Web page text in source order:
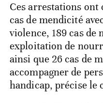
Ces arrestations ont
cas de mendicité
violence, 189 cas de
exploitation de
ainsi que 26 cas de
accompagner de
handicap, précise le